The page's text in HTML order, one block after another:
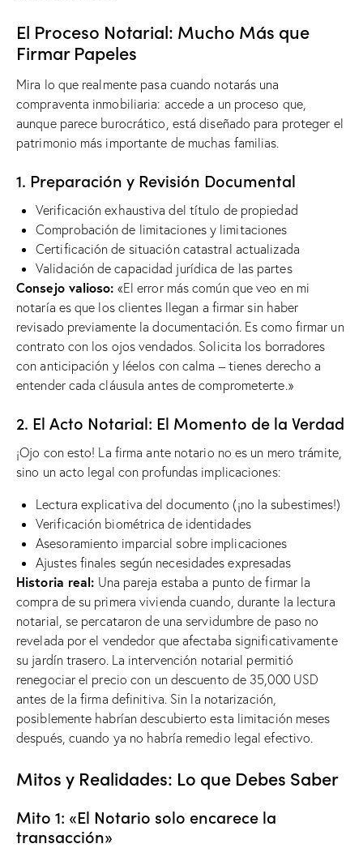
El Proceso Notarial: Mucho Más que
Firmar Papeles
Mira lo que realmente pasa cuando notarás una
compraventa inmobiliaria: accede a un proceso que,
aunque parece burocrático, está diseñado para proteger el
patrimonio más importante de muchas familias.
1. Preparación y Revisión Documental
Verificación exhaustiva del título de propiedad
Comprobación de limitaciones y limitaciones
Certificación de situación catastral actualizada
Validación de capacidad jurídica de las partes
Consejo valioso: «El error más común que veo en mi
notaría es que los clientes llegan a firmar sin haber
revisado previamente la documentación. Es como firmar un
contrato con los ojos vendados. Solicita los borradores
con anticipación y léelos con calma – tienes derecho a
entender cada cláusula antes de comprometerte.»
2. El Acto Notarial: El Momento de la Verdad
¡Ojo con esto! La firma ante notario no es un mero trámite,
sino un acto legal con profundas implicaciones:
Lectura explicativa del documento (¡no la subestimes!)
Verificación biométrica de identidades
Asesoramiento imparcial sobre implicaciones
Ajustes finales según necesidades expresadas
Historia real: Una pareja estaba a punto de firmar la
compra de su primera vivienda cuando, durante la lectura
notarial, se percataron de una servidumbre de paso no
revelada por el vendedor que afectaba significativamente
su jardín trasero. La intervención notarial permitió
renegociar el precio con un descuento de 35,000 USD
antes de la firma definitiva. Sin la notarización,
posiblemente habrían descubierto esta limitación meses
después, cuando ya no habría remedio legal efectivo.
Mitos y Realidades: Lo que Debes Saber
Mito 1: «El Notario solo encarece la
transacción»